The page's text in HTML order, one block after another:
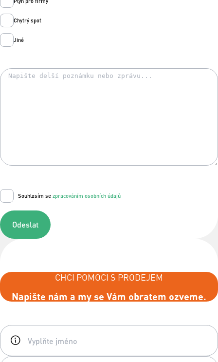
Chytrý spot
Jiné
Souhlasím se zpracováním osobních údajů
Odeslat
CHCI POMOCI S PRODEJEM
Napište nám a my se Vám obratem ozveme.